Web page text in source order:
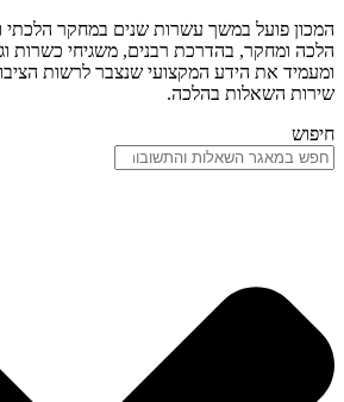
המכון פועל במשך עשרות שנים במחקר הלכתי
הלכה ומחקר, בהדרכת רבנים, משגיחי כשרות
ומעמיד את הידע המקצועי שנצבר לרשות
שירות השאלות בהלכה.
חיפוש